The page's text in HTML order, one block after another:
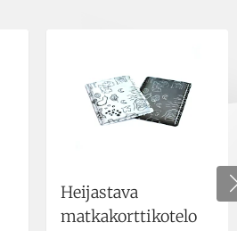
Heijastava
matkakorttikotelo